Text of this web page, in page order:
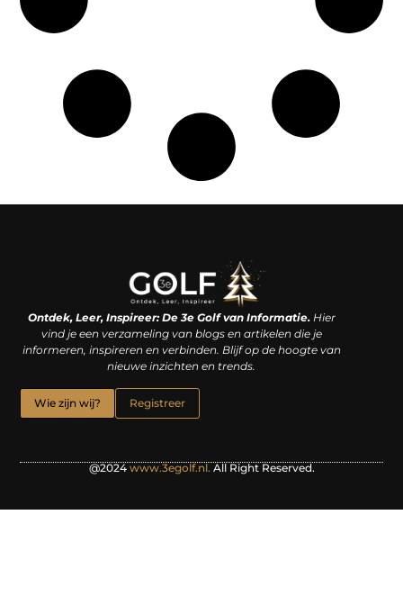
Ontdek, Leer, Inspireer: De 3e Golf van Informatie.Hier
vind je een verzameling van blogs en artikelen die je
informeren, inspireren en verbinden. Blijf op de hoogte van
nieuwe inzichten en trends.
Wie zijn wij? Registreer
@2024 www.3egolf.nl. All Right Reserved.